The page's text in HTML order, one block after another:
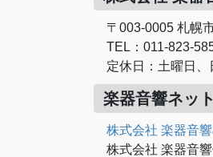
〒003-0005 札幌
TEL：011-823-
定休日：土曜日、
楽器音響ネッ
株式会社 楽器音
株式会社 楽器音